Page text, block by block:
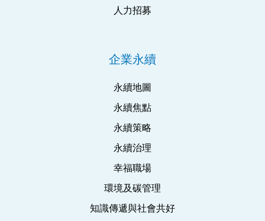
人力招募
企業永續
永續地圖
永續焦點
永續策略
永續治理
幸福職場
環境及碳管理
知識傳遞與社會共好